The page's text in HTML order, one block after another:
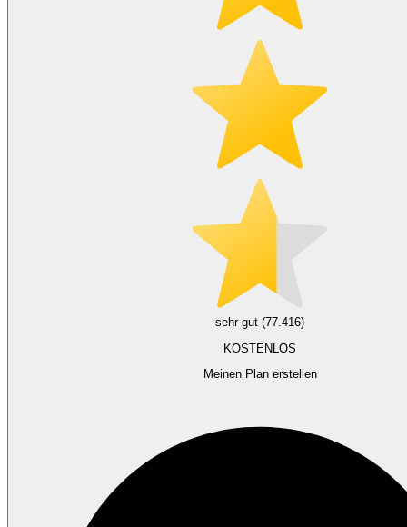
sehr gut (77.416)
KOSTENLOS
Meinen Plan erstellen